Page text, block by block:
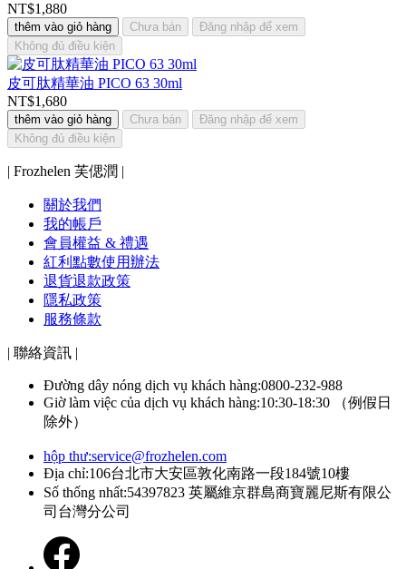
NT$1,880
thêm vào giỏ hàng Chưa bán
Đăng nhập để xem
Không đủ điều kiện
皮可肽精華油 PICO 63 30ml
NT$1,680
thêm vào giỏ hàng Chưa bán
Đăng nhập để xem
Không đủ điều kiện
| Frozhelen 芙偲潤 |
關於我們
我的帳戶
會員權益 & 禮遇
紅利點數使用辦法
退貨退款政策
隱私政策
服務條款
| 聯絡資訊 |
Đường dây nóng dịch vụ khách hàng:0800-232-988
Giờ làm việc của dịch vụ khách hàng:10:30-18:30 （例假日
除外）
hộp thư:service@frozhelen.com
Địa chỉ:106台北市大安區敦化南路一段184號10樓
Số thống nhất:54397823 英屬維京群島商寶麗尼斯有限公
司台灣分公司